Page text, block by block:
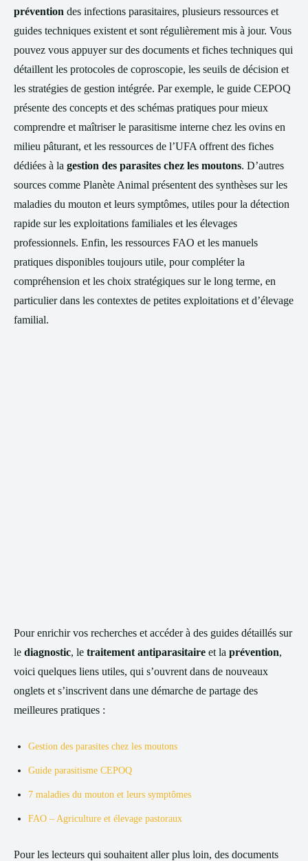
prévention des infections parasitaires, plusieurs ressources et
guides techniques existent et sont régulièrement mis à jour. Vous
pouvez vous appuyer sur des documents et fiches techniques qui
détaillent les protocoles de coproscopie, les seuils de décision et
les stratégies de gestion intégrée. Par exemple, le guide CEPOQ
présente des concepts et des schémas pratiques pour mieux
comprendre et maîtriser le parasitisme interne chez les ovins en
milieu pâturant, et les ressources de l’UFA offrent des fiches
dédiées à la gestion des parasites chez les moutons. D’autres
sources comme Planète Animal présentent des synthèses sur les
maladies du mouton et leurs symptômes, utiles pour la détection
rapide sur les exploitations familiales et les élevages
professionnels. Enfin, les ressources FAO et les manuels
pratiques disponibles toujours utile, pour compléter la
compréhension et les choix stratégiques sur le long terme, en
particulier dans les contextes de petites exploitations et d’élevage
familial.
Pour enrichir vos recherches et accéder à des guides détaillés sur
le diagnostic, le traitement antiparasitaire et la prévention,
voici quelques liens utiles, qui s’ouvrent dans de nouveaux
onglets et s’inscrivent dans une démarche de partage des
meilleures pratiques :
Gestion des parasites chez les moutons
Guide parasitisme CEPOQ
7 maladies du mouton et leurs symptômes
FAO – Agriculture et élevage pastoraux
Pour les lecteurs qui souhaitent aller plus loin, des documents